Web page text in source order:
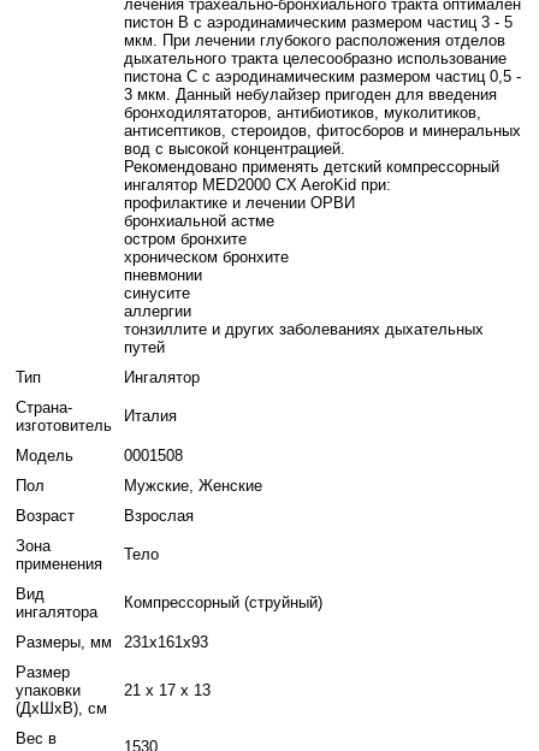
лечения трахеально-бронхиального тракта оптимален
пистон B с аэродинамическим размером частиц 3 - 5
мкм. При лечении глубокого расположения отделов
дыхательного тракта целесообразно использование
пистона С с аэродинамическим размером частиц 0,5 -
3 мкм. Данный небулайзер пригоден для введения
бронходилятаторов, антибиотиков, муколитиков,
антисептиков, стероидов, фитосборов и минеральных
вод с высокой концентрацией.
Рекомендовано применять детский компрессорный
ингалятор MED2000 CX AeroKid при:
профилактике и лечении ОРВИ
бронхиальной астме
остром бронхите
хроническом бронхите
пневмонии
синусите
аллергии
тонзиллите и других заболеваниях дыхательных
путей
Тип
Ингалятор
Страна-
изготовитель
Италия
Модель
0001508
Пол
Мужские, Женские
Возраст
Взрослая
Зона
применения
Тело
Вид
ингалятора
Компрессорный (струйный)
Размеры, мм
231x161x93
Размер
упаковки
(ДхШхВ), см
21 x 17 x 13
Вес в
1530